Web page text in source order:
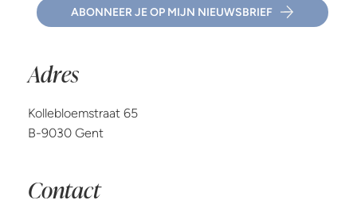
Adres
Kollebloemstraat 65
B-9030 Gent
Contact
ABONNEER JE OP MIJN NIEUWSBRIEF